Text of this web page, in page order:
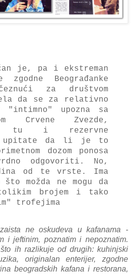
je, pa i ekstreman
zgodne Beograđanke
za društvom
da se za relativno
"intimno" upozna sa
Crvene Zvezde,
tu i rezervne
upitate da li je to
dozom ponosa
odgovoriti. No,
od te vrste. Ima
možda ne mogu da
brojem i tako
trofejima
ne oskudeva u kafanama -
i jeftinim, poznatim i nepoznatim.
ih razlikuje od drugih: kuhinjski
originalan enterijer, zgodne
beogradskih kafana i restorana,